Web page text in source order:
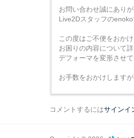
お問い合わせ誠にありが
Live2Dスタッフのenoko
この度はご不便をおか
お困りの内容について
デフォーマを変形させ
お手数をおかけします
コメントするにはサインイ